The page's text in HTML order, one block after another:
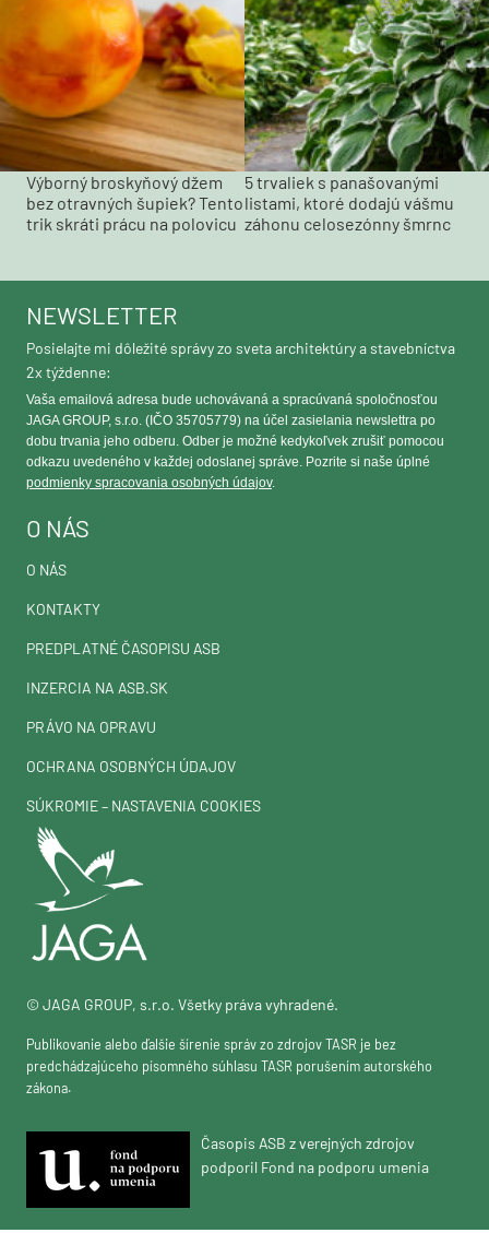
Výborný broskyňový džem
bez otravných šupiek? Tento
trik skráti prácu na polovicu
5 trvaliek s panašovanými
listami, ktoré dodajú vášmu
záhonu celosezónny šmrnc
© JAGA GROUP, s.r.o. Všetky práva vyhradené.
Publikovanie alebo ďalšie šírenie správ zo zdrojov TASR je bez
predchádzajúceho písomného súhlasu TASR porušením autorského
zákona.
Časopis ASB z verejných zdrojov
podporil Fond na podporu umenia
O NÁS
O NÁS
KONTAKTY
PREDPLATNÉ ČASOPISU ASB
INZERCIA NA ASB.SK
PRÁVO NA OPRAVU
OCHRANA OSOBNÝCH ÚDAJOV
SÚKROMIE – NASTAVENIA COOKIES
NEWSLETTER
Posielajte mi dôležité správy zo sveta architektúry a stavebníctva
2x týždenne:
Vaša emailová adresa bude uchovávaná a spracúvaná spoločnosťou
JAGA GROUP, s.r.o. (IČO 35705779) na účel zasielania newslettra po
dobu trvania jeho odberu. Odber je možné kedykoľvek zrušiť pomocou
odkazu uvedeného v každej odoslanej správe. Pozrite si naše úplné
podmienky spracovania osobných údajov.